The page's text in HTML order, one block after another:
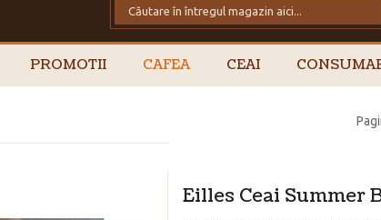
PROMOTII CAFEA CEAI
Eilles Ceai Summer